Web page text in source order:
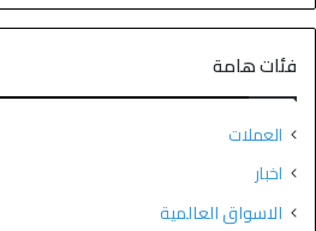
فئات هامة
العملات
اخبار
الاسواق العالمية